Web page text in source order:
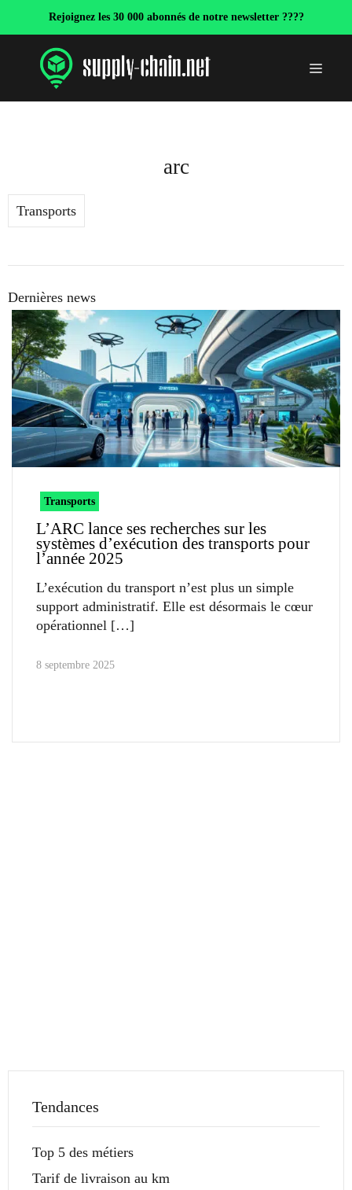
Rejoignez les 30 000 abonnés de notre newsletter ????
Menu
arc
Transports
Dernières news
Transports
L’ARC lance ses recherches sur les
systèmes d’exécution des transports pour
l’année 2025
L’exécution du transport n’est plus un simple
support administratif. Elle est désormais le cœur
opérationnel
8 septembre 2025
Tendances
Top 5 des métiers
Tarif de livraison au km